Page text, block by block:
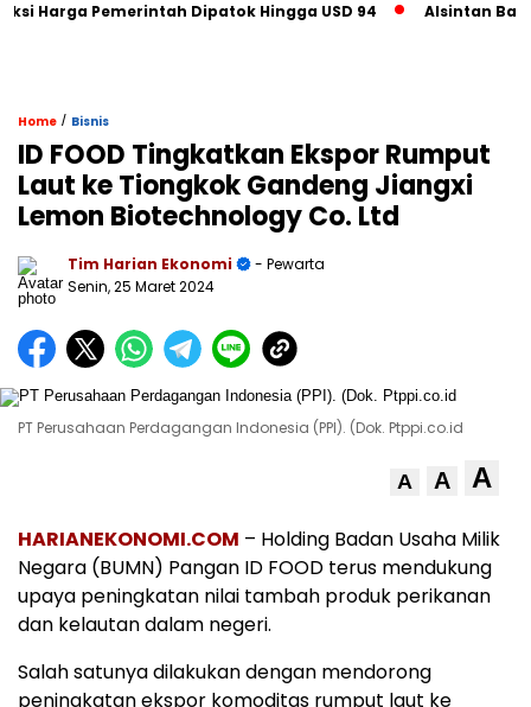
Pemerintah Dipatok Hingga USD 94 Alsintan Bantuan
Home / Bisnis
ID FOOD Tingkatkan Ekspor Rumput
Laut ke Tiongkok Gandeng Jiangxi
Lemon Biotechnology Co. Ltd
Tim Harian Ekonomi
- Pewarta
Senin, 25 Maret 2024
PT Perusahaan Perdagangan Indonesia (PPI). (Dok. Ptppi.co.id
A A A
HARIANEKONOMI.COM – Holding Badan Usaha Milik
Negara (BUMN) Pangan ID FOOD terus mendukung
upaya peningkatan nilai tambah produk perikanan
dan kelautan dalam negeri.
Salah satunya dilakukan dengan mendorong
peningkatan ekspor komoditas rumput laut ke